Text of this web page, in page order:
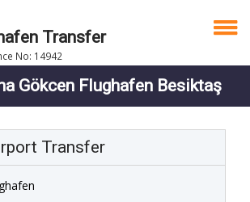
Transfer
No: 14942
Gökcen Flughafen Besiktaş
Transfer